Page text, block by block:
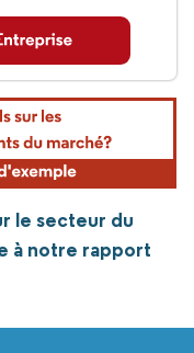
le secteur du
à notre rapport